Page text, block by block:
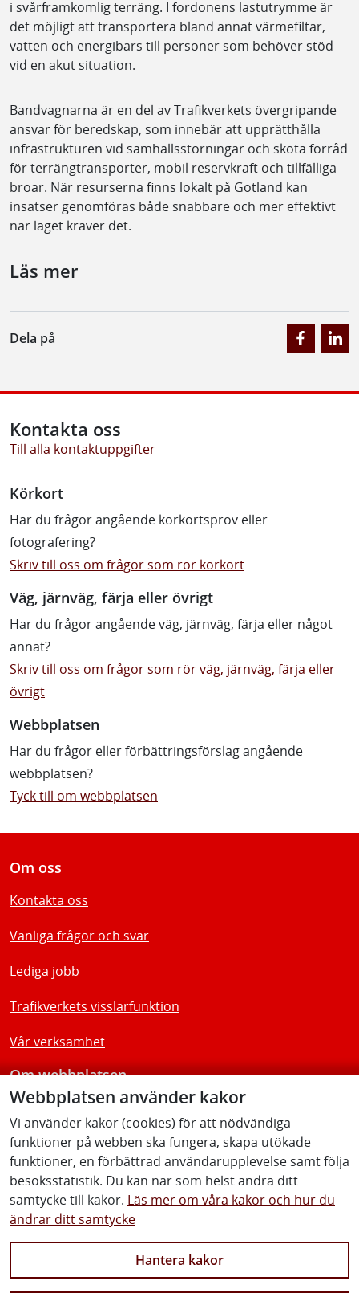
i svårframkomlig terräng. I fordonens lastutrymme är
det möjligt att transportera bland annat värmefiltar,
vatten och energibars till personer som behöver stöd
vid en akut situation.
Bandvagnarna är en del av Trafikverkets övergripande
ansvar för beredskap, som innebär att upprätthålla
infrastrukturen vid samhällsstörningar och sköta förråd
för terrängtransporter, mobil reservkraft och tillfälliga
broar. När resurserna finns lokalt på Gotland kan
insatser genomföras både snabbare och mer effektivt
när läget kräver det.
Läs mer
Dela på
Webbplatsen använder kakor
Vi använder kakor (cookies) för att nödvändiga
funktioner på webben ska fungera, skapa utökade
funktioner, en förbättrad användarupplevelse samt följa
besöksstatistik. Du kan när som helst ändra ditt
samtycke till kakor. Läs mer om våra kakor och hur du
ändrar ditt samtycke
Hantera kakor
Kontakta oss
Till alla kontaktuppgifter
Körkort
Har du frågor angående körkortsprov eller
fotografering?
Skriv till oss om frågor som rör körkort
Väg, järnväg, färja eller övrigt
Har du frågor angående väg, järnväg, färja eller något
annat?
Skriv till oss om frågor som rör väg, järnväg, färja eller
övrigt
Webbplatsen
Har du frågor eller förbättringsförslag angående
webbplatsen?
Tyck till om webbplatsen
Om oss
Kontakta oss
Vanliga frågor och svar
Lediga jobb
Trafikverkets visslarfunktion
Vår verksamhet
Om webbplatsen
Tillgänglighetsredogörelse
Följ oss
Facebook Youtube